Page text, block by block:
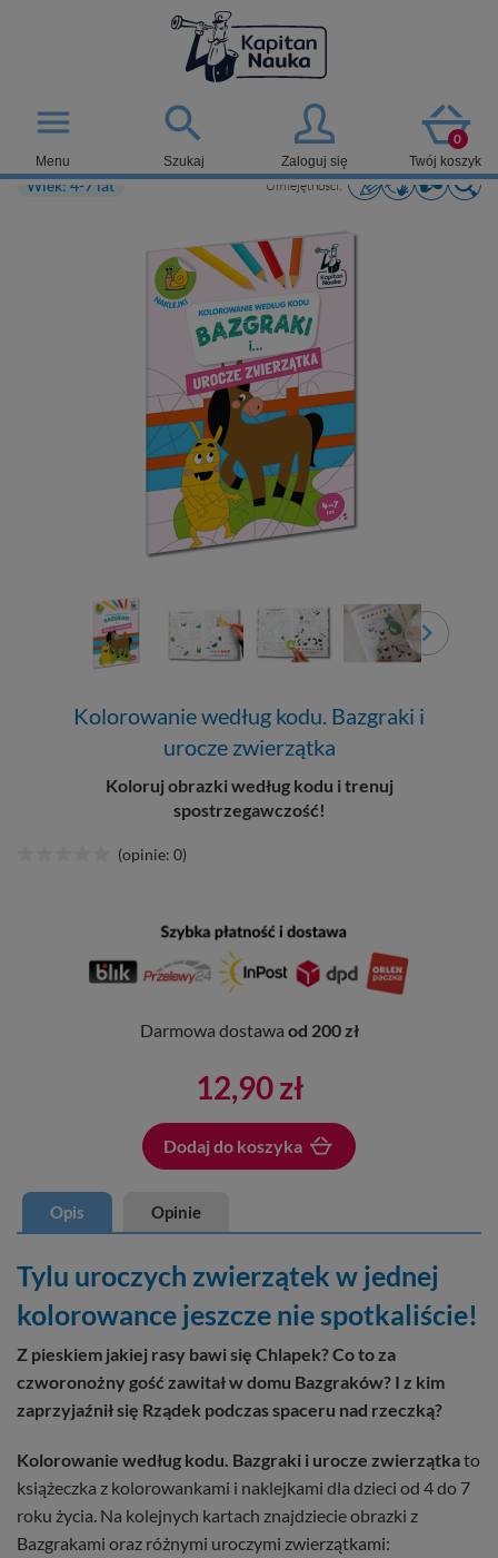

Szukaj Zaloguj się
0
Twój koszyk
menu
Menu
Wiek: 4-7 lat Umiejętności:
Kolorowanie według kodu. Bazgraki i
urocze zwierzątka
Koloruj obrazki według kodu i trenuj
spostrzegawczość!
(opinie: 0)
Darmowa dostawa od 200 zł
12,90 zł
Dodaj do koszyka
Opis Opinie
Tylu uroczych zwierzątek w jednej
kolorowance jeszcze nie spotkaliście!
Z pieskiem jakiej rasy bawi się Chlapek? Co to za
czworonożny gość zawitał w domu Bazgraków? I z kim
zaprzyjaźnił się Rządek podczas spaceru nad rzeczką?
Kolorowanie według kodu. Bazgraki i urocze zwierzątkato
książeczka z kolorowankami i naklejkami dla dzieci od 4 do 7
roku życia. Na kolejnych kartach znajdziecie obrazki z
Bazgrakami oraz różnymi uroczymi zwierzątkami: